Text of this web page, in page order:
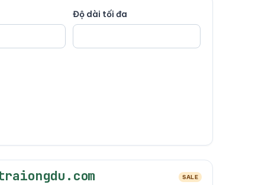
Độ dài tối đa
SALE